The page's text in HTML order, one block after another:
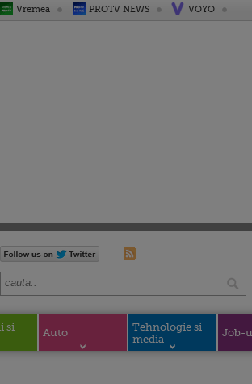
Vremea PROTV NEWS VOYO
si
Auto
Tehnologie si
media
Job-